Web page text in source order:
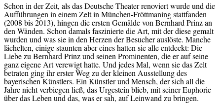
Schon in der Zeit, als das Deutsche Theater renoviert wurde und die
Aufführungen in einem Zelt in München-Fröttmaning stattfanden
(2008 bis 2013), hingen die ersten Gemälde von Bernhard Prinz an
den Wänden. Schon damals faszinierte die Art, mit der diese gemalt
wurden und was sie in den Herzen der Besucher auslöste. Manche
lächelten, einige staunten aber eines hatten sie alle entdeckt: Die
Liebe zu Bernhard Prinz und seinen Prominenten, die er auf seine
ganz eigene Art verewigt hatte. Und jedes Mal, wenn sie das Zelt
betraten ging ihr erster Weg zu der kleinen Ausstellung des
bayerischen Künstlers. Ein Künstler und Mensch, der sich all die
Jahre nicht verbiegen ließ, das Urgestein blieb, mit seiner Euphorie
über das Leben und das, was er sah, auf Leinwand zu bringen.